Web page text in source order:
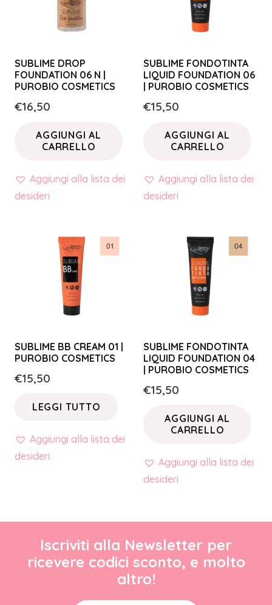
SUBLIME DROP
FOUNDATION 06 N |
PUROBIO COSMETICS
€16,50
AGGIUNGI AL
CARRELLO
Aggiungi alla lista dei
desideri
SUBLIME FONDOTINTA
LIQUID FOUNDATION 06
| PUROBIO COSMETICS
€15,50
AGGIUNGI AL
CARRELLO
Aggiungi alla lista dei
desideri
SUBLIME BB CREAM 01 |
PUROBIO COSMETICS
€15,50
LEGGI TUTTO
Aggiungi alla lista dei
desideri
SUBLIME FONDOTINTA
LIQUID FOUNDATION 04
| PUROBIO COSMETICS
€15,50
AGGIUNGI AL
CARRELLO
Aggiungi alla lista dei
desideri
Iscriviti alla Newsletter per
ricevere codici sconto, e molto
altro!